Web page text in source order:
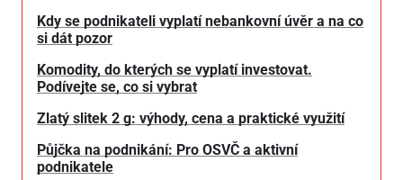
Kdy se podnikateli vyplatí nebankovní úvěr a na co
si dát pozor
Komodity, do kterých se vyplatí investovat.
Podívejte se, co si vybrat
Zlatý slitek 2 g: výhody, cena a praktické využití
Půjčka na podnikání: Pro OSVČ a aktivní
podnikatele